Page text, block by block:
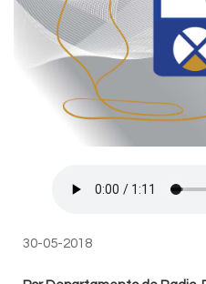
30-05-2018